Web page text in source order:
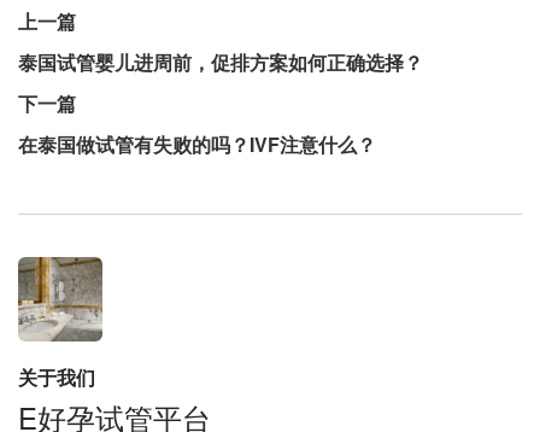
上一篇
泰国试管婴儿进周前，促排方案如何正确选择？
下一篇
在泰国做试管有失败的吗？IVF注意什么？
关于我们
E好孕试管平台